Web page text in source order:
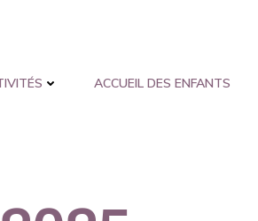
ACCUEIL DES ENFANTS